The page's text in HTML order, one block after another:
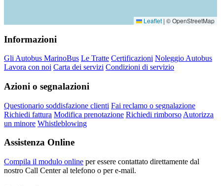
Leaflet | © OpenStreetMap
Informazioni
Gli Autobus MarinoBus Le Tratte Certificazioni Noleggio Autobus
Lavora con noi Carta dei servizi Condizioni di servizio
Azioni o segnalazioni
Questionario soddisfazione clienti Fai reclamo o segnalazione
Richiedi fattura Modifica prenotazione Richiedi rimborso Autorizza
un minore Whistleblowing
Assistenza Online
Compila il modulo online per essere contattato direttamente dal
nostro Call Center al telefono o per e-mail.